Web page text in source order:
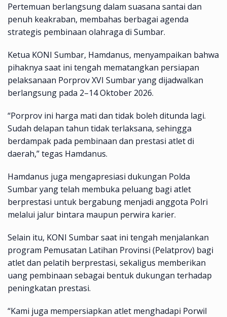
Pertemuan berlangsung dalam suasana santai dan
penuh keakraban, membahas berbagai agenda
strategis pembinaan olahraga di Sumbar.
Ketua KONI Sumbar, Hamdanus, menyampaikan bahwa
pihaknya saat ini tengah mematangkan persiapan
pelaksanaan Porprov XVI Sumbar yang dijadwalkan
berlangsung pada 2–14 Oktober 2026.
“Porprov ini harga mati dan tidak boleh ditunda lagi.
Sudah delapan tahun tidak terlaksana, sehingga
berdampak pada pembinaan dan prestasi atlet di
daerah,” tegas Hamdanus.
Hamdanus juga mengapresiasi dukungan Polda
Sumbar yang telah membuka peluang bagi atlet
berprestasi untuk bergabung menjadi anggota Polri
melalui jalur bintara maupun perwira karier.
Selain itu, KONI Sumbar saat ini tengah menjalankan
program Pemusatan Latihan Provinsi (Pelatprov) bagi
atlet dan pelatih berprestasi, sekaligus memberikan
uang pembinaan sebagai bentuk dukungan terhadap
peningkatan prestasi.
“Kami juga mempersiapkan atlet menghadapi Porwil